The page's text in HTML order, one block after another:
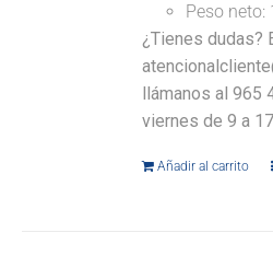
Peso neto:
¿Tienes dudas?
llámanos al 965
viernes de 9 a
Añadir al carrito